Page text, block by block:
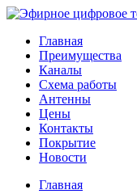
Главная
Преимущества
Каналы
Схема работы
Антенны
Цены
Контакты
Покрытие
Новости
Главная